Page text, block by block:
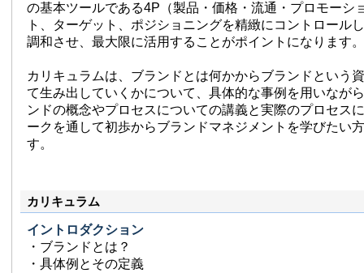
の基本ツールである4P（製品・価格・流通・プロモーシ
ト、ターゲット、ポジショニングを精緻にコントロール
調和させ、最大限に活用することがポイントになります。
カリキュラムは、ブランドとは何かからブランドという
て生み出していくかについて、具体的な事例を用いなが
ンドの概念やプロセスについての講義と実際のプロセス
ークを通して初歩からブランドマネジメントを学びたい
す。
カリキュラム
イントロダクション
・ブランドとは？
・具体例とその定義